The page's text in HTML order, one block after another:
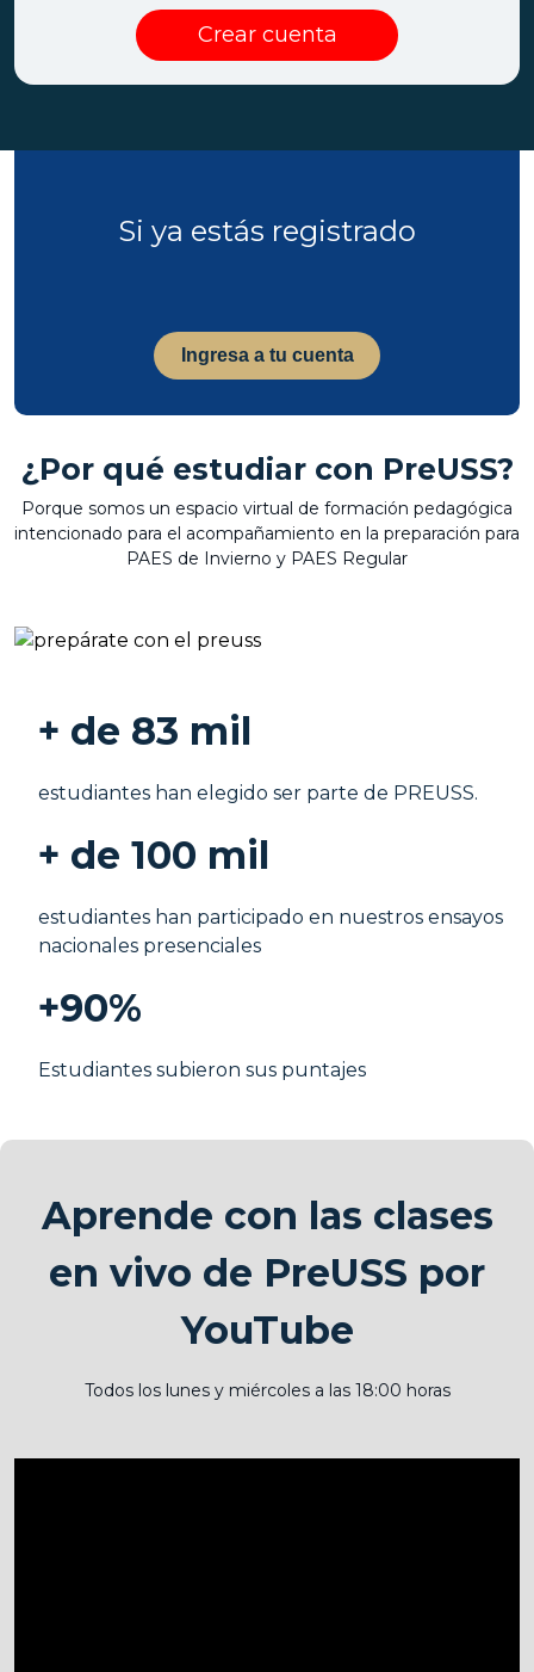
Crear cuenta
Si ya estás registrado
Ingresa a tu cuenta
¿Por qué estudiar con PreUSS?
Porque somos un espacio virtual de formación pedagógica
intencionado para el acompañamiento en la preparación para
PAES de Invierno y PAES Regular
+ de 83 mil
estudiantes han elegido ser parte de PREUSS.
+ de 100 mil
estudiantes han participado en nuestros ensayos
nacionales presenciales
+90%
Estudiantes subieron sus puntajes
Aprende con las clases
en vivo de PreUSS por
YouTube
Todos los lunes y miércoles a las 18:00 horas